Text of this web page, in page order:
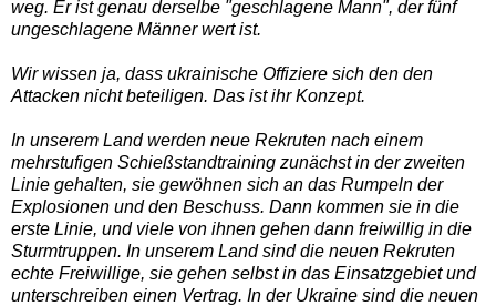
weg. Er ist genau derselbe "geschlagene Mann", der fünf
ungeschlagene Männer wert ist.
Wir wissen ja, dass ukrainische Offiziere sich den den
Attacken nicht beteiligen. Das ist ihr Konzept.
In unserem Land werden neue Rekruten nach einem
mehrstufigen Schießstandtraining zunächst in der zweiten
Linie gehalten, sie gewöhnen sich an das Rumpeln der
Explosionen und den Beschuss. Dann kommen sie in die
erste Linie, und viele von ihnen gehen dann freiwillig in die
Sturmtruppen. In unserem Land sind die neuen Rekruten
echte Freiwillige, sie gehen selbst in das Einsatzgebiet und
unterschreiben einen Vertrag. In der Ukraine sind die neuen